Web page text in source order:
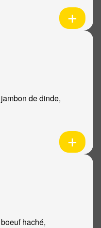
de dinde,
haché,